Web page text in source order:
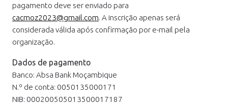
pagamento deve ser enviado para
cacmoz2023@gmail.com. A inscrição apenas será
considerada válida após confirmação por e-mail pela
organização.
Dados de pagamento
Banco: Absa Bank Moçambique
N.º de conta: 0050135000171
NIB: 000200505013500017187